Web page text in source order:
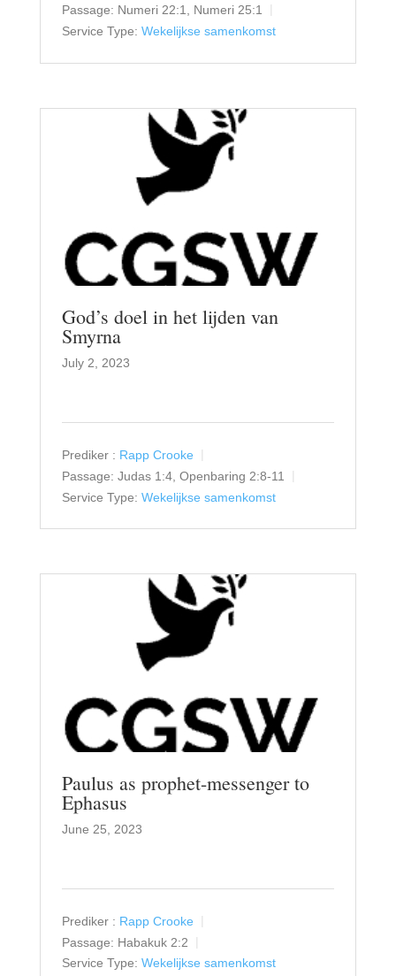
Passage: Numeri 22:1, Numeri 25:1
Service Type: Wekelijkse samenkomst
God’s doel in het lijden van
Smyrna
July 2, 2023
Prediker : Rapp Crooke
Passage: Judas 1:4, Openbaring 2:8-11
Service Type: Wekelijkse samenkomst
Paulus as prophet-messenger to
Ephasus
June 25, 2023
Prediker : Rapp Crooke
Passage: Habakuk 2:2
Service Type: Wekelijkse samenkomst